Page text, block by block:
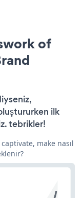
of
ilk
tebrikler!
make nasıl